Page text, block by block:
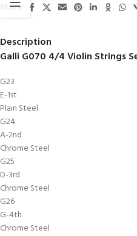
Share:
Description
Galli G070 4/4 Violin Strings
G23
E-1st
Plain Steel
G24
A-2nd
Chrome Steel
G25
D-3rd
Chrome Steel
G26
G-4th
Chrome Steel